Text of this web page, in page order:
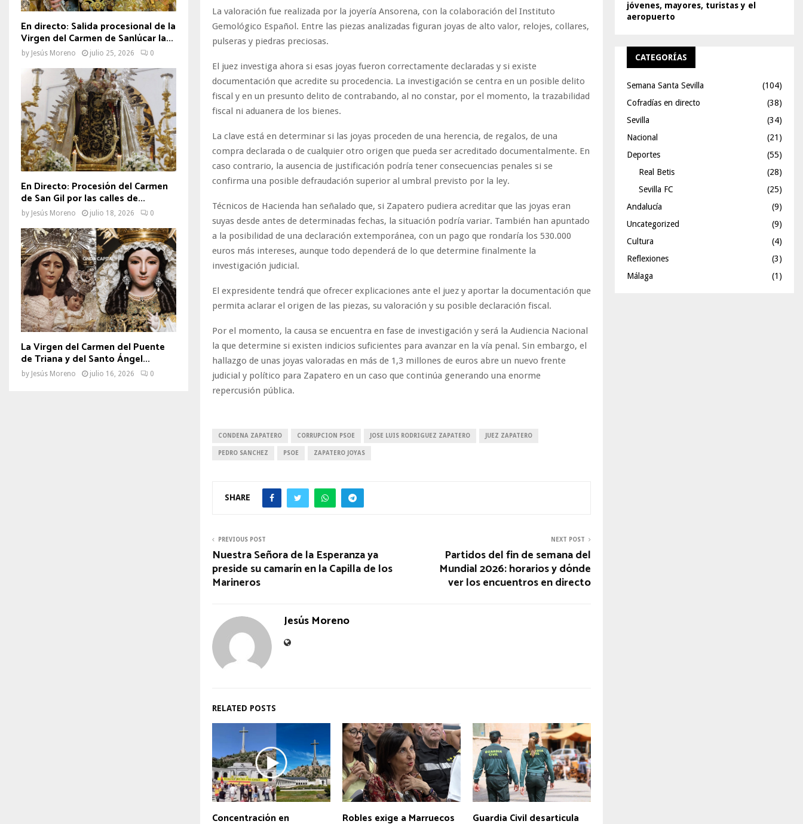
La valoración fue realizada por la joyería Ansorena, con la colaboración del Instituto
Gemológico Español. Entre las piezas analizadas figuran joyas de alto valor, relojes, collares,
pulseras y piedras preciosas.
El juez investiga ahora si esas joyas fueron correctamente declaradas y si existe
documentación que acredite su procedencia. La investigación se centra en un posible delito
fiscal y en un presunto delito de contrabando, al no constar, por el momento, la trazabilidad
fiscal ni aduanera de los bienes.
La clave está en determinar si las joyas proceden de una herencia, de regalos, de una
compra declarada o de cualquier otro origen que pueda ser acreditado documentalmente. En
caso contrario, la ausencia de justificación podría tener consecuencias penales si se
confirma una posible defraudación superior al umbral previsto por la ley.
Técnicos de Hacienda han señalado que, si Zapatero pudiera acreditar que las joyas eran
suyas desde antes de determinadas fechas, la situación podría variar. También han apuntado
a la posibilidad de una declaración extemporánea, con un pago que rondaría los 530.000
euros más intereses, aunque todo dependerá de lo que determine finalmente la
investigación judicial.
El expresidente tendrá que ofrecer explicaciones ante el juez y aportar la documentación que
permita aclarar el origen de las piezas, su valoración y su posible declaración fiscal.
Por el momento, la causa se encuentra en fase de investigación y será la Audiencia Nacional
la que determine si existen indicios suficientes para avanzar en la vía penal. Sin embargo, el
hallazgo de unas joyas valoradas en más de 1,3 millones de euros abre un nuevo frente
judicial y político para Zapatero en un caso que continúa generando una enorme
repercusión pública.
CONDENA ZAPATERO CORRUPCION PSOE JOSE LUIS RODRIGUEZ ZAPATERO JUEZ ZAPATERO
PEDRO SANCHEZ PSOE ZAPATERO JOYAS
SHARE
PREVIOUS POST
Nuestra Señora de la Esperanza ya
preside su camarín en la Capilla de los
Marineros
NEXT POST
Partidos del fin de semana del
Mundial 2026: horarios y dónde
ver los encuentros en directo
Jesús Moreno
RELATED POSTS
Concentración en Robles exige a Marruecos Guardia Civil desarticula
En directo: Salida procesional de la
Virgen del Carmen de Sanlúcar la...
by Jesús Moreno julio 25, 2026 0
En Directo: Procesión del Carmen
de San Gil por las calles de...
by Jesús Moreno julio 18, 2026 0
La Virgen del Carmen del Puente
de Triana y del Santo Ángel...
by Jesús Moreno julio 16, 2026 0
jóvenes, mayores, turistas y el
aeropuerto
CATEGORÍAS
Semana Santa Sevilla
(104)
Cofradías en directo
(38)
Sevilla
(34)
Nacional
(21)
Deportes
(55)
Real Betis
(28)
Sevilla FC
(25)
Andalucía
(9)
Uncategorized
(9)
Cultura
(4)
Reflexiones
(3)
Málaga
(1)